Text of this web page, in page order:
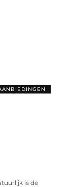
is de